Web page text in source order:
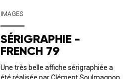
dans les années 50/60 américaines.
Format 50*70 c...
IMAGES
SÉRIGRAPHIE -
FRENCH 79
Une très belle affiche sérigraphiée a
été réalisée par Clément Soulmagnon